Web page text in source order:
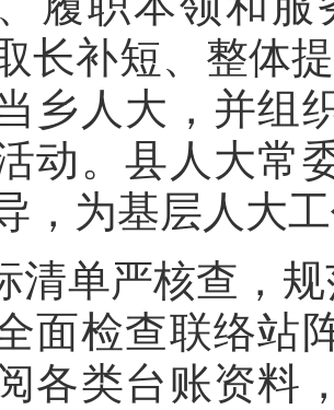
长补短、整体
乡人大，并组
动。县人大常
，为基层人大
清单严核查，
面检查联络站
各类台账资料